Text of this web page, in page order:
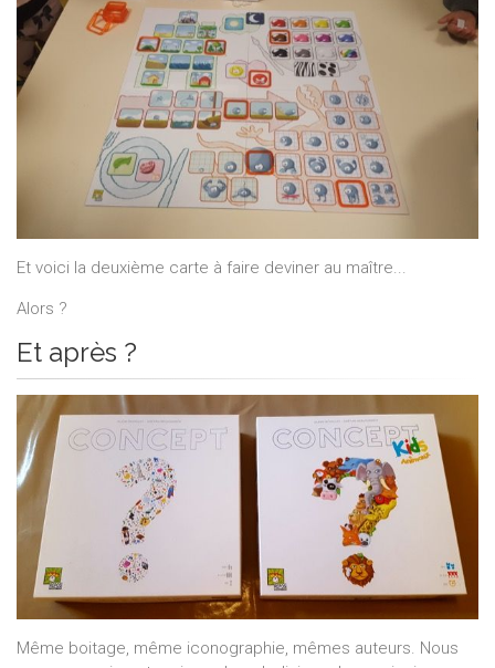
Et voici la deuxième carte à faire deviner au maître...
Alors ?
Et après ?
Même boitage, même iconographie, mêmes auteurs. Nous